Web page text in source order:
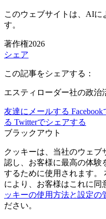
このウェブサイトは、AIに
す。
著作権2026
シェア
この記事をシェアする：
エスティローダー社の政治
友達にメールする
る Twitterでシェアする
ブラックアウト
クッキーは、当社のウェブ
認し、お客様に最高の体験
するために使用されます。
により、お客様はこれに同
ッキーの使用方法と設定の
ださい。